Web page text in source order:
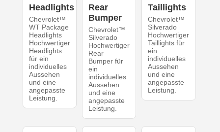
Headlights
Chevrolet™
WT Package
Headlights
Hochwertiger
Headlights
für ein
individuelles
Aussehen
und eine
angepasste
Leistung.
Rear
Bumper
Chevrolet™
Silverado
Hochwertiger
Rear
Bumper für
ein
individuelles
Aussehen
und eine
angepasste
Leistung.
Taillights
Chevrolet™
Silverado
Hochwertiger
Taillights für
ein
individuelles
Aussehen
und eine
angepasste
Leistung.